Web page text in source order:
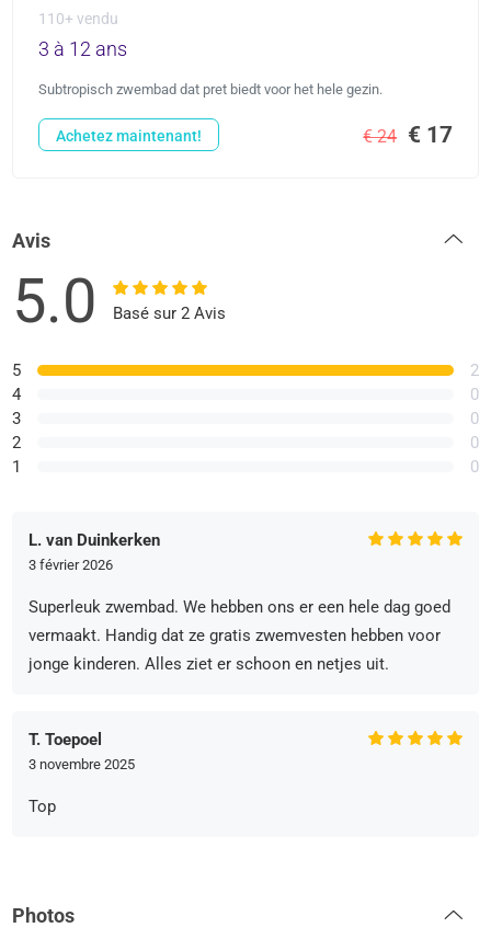
110+ vendu
3 à 12 ans
Subtropisch zwembad dat pret biedt voor het hele gezin.
€ 24 € 17
Achetez maintenant!
Avis
5.0 Basé sur 2 Avis
5
4
3
2
1
2
0
0
0
0
L. van Duinkerken
3 février 2026
Superleuk zwembad. We hebben ons er een hele dag goed
vermaakt. Handig dat ze gratis zwemvesten hebben voor
jonge kinderen. Alles ziet er schoon en netjes uit.
T. Toepoel
3 novembre 2025
Top
Photos